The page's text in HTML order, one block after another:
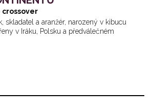
crossover
skladatel a aranžér, narozený v kibucu
v Iráku, Polsku a předválečném